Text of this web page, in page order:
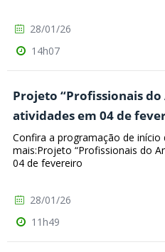
28/01/26
14h07
Projeto “Profissionais
atividades em 04 de
Confira a programação de início
mais:Projeto “Profissionais do
04 de fevereiro
28/01/26
11h49